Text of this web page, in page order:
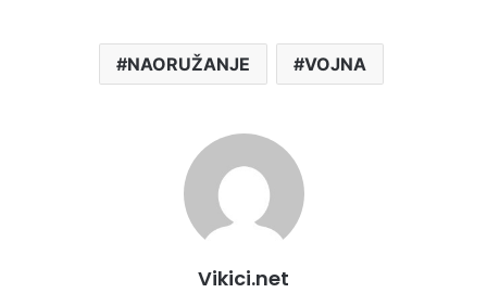
NAORUŽANJE VOJNA
Vikici.net